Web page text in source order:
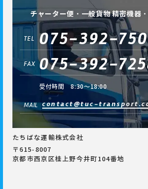
チャーター便・一般貨物 精密機器
TEL 075-392-
FAX 075-392-
受付時間 8:30～18:00
MAIL contact@tuc-
たちばな運輸株式会社
〒615-8007
京都市西京区桂上野今井町104番地